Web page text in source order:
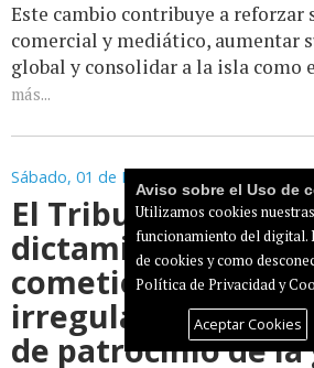
Este cambio contribuye a reforzar
comercial y mediático, aumentar
global y consolidar a la isla como
más...
Sábado, 01 de Noviembre de 2025
El Tribunal de
dictamina que el
cometió ninguna
irregularidad en el
de patrocinio de la
Aviso sobre el Uso de
Utilizamos cookies
funcionamiento del digital.
de cookies y como
Política de Privacidad y
Aceptar Cookies